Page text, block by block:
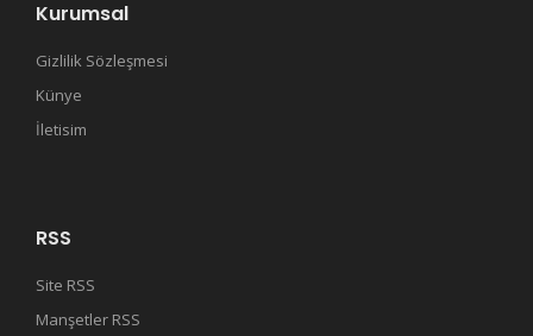
Kurumsal
Gizlilik Sözleşmesi
Künye
İletisim
RSS
Site RSS
Manşetler RSS